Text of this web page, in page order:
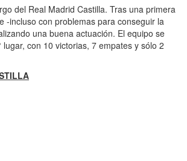
del Real Madrid Castilla. Tras una primera
-incluso con problemas para conseguir la
una buena actuación. El equipo se
lugar, con 10 victorias, 7 empates y sólo 2